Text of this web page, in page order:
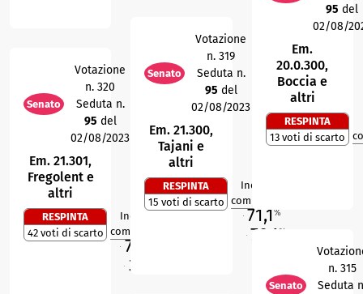
Senato
Votazione
n. 320
Seduta n.
95 del
02/08/2023
Em. 21.301,
Fregolent e
altri
RESPINTA
42 voti di scarto
Indice di
compattezza
70,2
33,3
Senato
Votazione
n. 319
Seduta n.
95 del
02/08/2023
Em. 21.300,
Tajani e
altri
RESPINTA
15 voti di scarto
Indice di
compattezza
71,1%
70,1 %
95 del
02/08/
Em.
20.0.300,
Boccia e
altri
RESPINTA
13 voti di scarto
Senato
n. 315
Seduta